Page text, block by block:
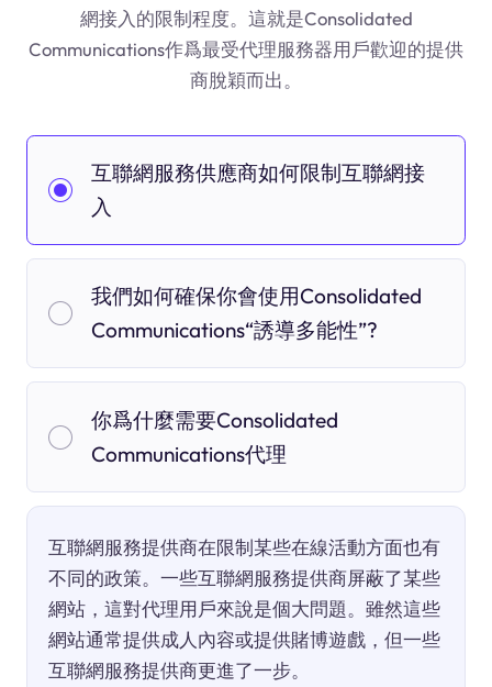
網接入的限制程度。這就是Consolidated
Communications作爲最受代理服務器用戶歡迎的提供
商脫穎而出。
互聯網服務供應商如何限制互聯網接
入
我們如何確保你會使用Consolidated
Communications“誘導多能性”?
你爲什麼需要Consolidated
Communications代理
互聯網服務提供商在限制某些在線活動方面也有
不同的政策。一些互聯網服務提供商屏蔽了某些
網站，這對代理用戶來說是個大問題。雖然這些
網站通常提供成人內容或提供賭博遊戲，但一些
互聯網服務提供商更進了一步。